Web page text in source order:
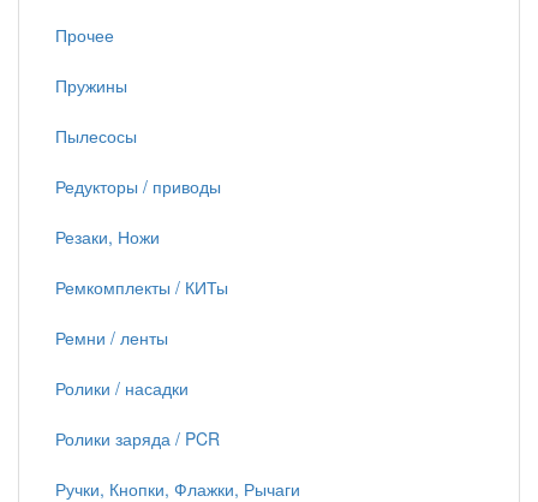
Прочее
Пружины
Пылесосы
Редукторы / приводы
Резаки, Ножи
Ремкомплекты / КИТы
Ремни / ленты
Ролики / насадки
Ролики заряда / PCR
Ручки, Кнопки, Флажки, Рычаги